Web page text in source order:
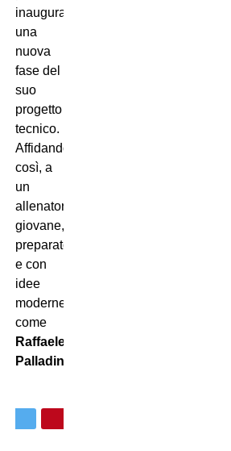
inaugurare
una
nuova
fase del
suo
progetto
tecnico.
Affidandosi,
così, a
un
allenatore
giovane,
preparato
e con
idee
moderne
come
Raffaele
Palladino